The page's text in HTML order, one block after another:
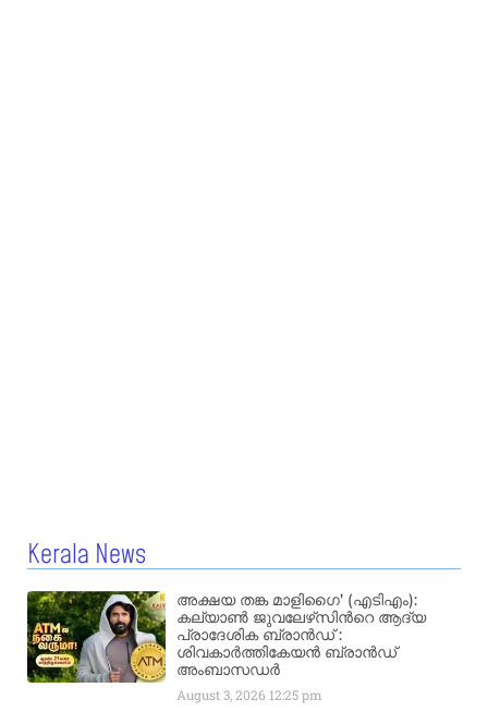
Kerala News
അക്ഷയ തങ്ക മാളിഗൈ’ (എടിഎം):
കല്യാണ്‍ ജുവലേഴ്‌സിന്‍റെ ആദ്യ
പ്രാദേശിക ബ്രാന്‍ഡ് :
ശിവകാര്‍ത്തികേയന്‍ ബ്രാന്‍ഡ്
അംബാസഡര്‍
August 3, 2026 12:25 pm